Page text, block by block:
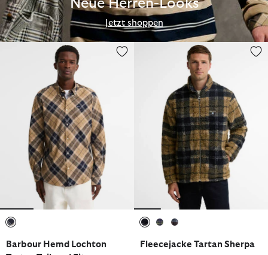
Neue Herren-Looks
Jetzt shoppen
Barbour Hemd Lochton Tartan Tailored Fit
Barbour Hemd Lochton
Fleecejacke Tartan Sherpa
Fleecejacke Tartan Sherpa